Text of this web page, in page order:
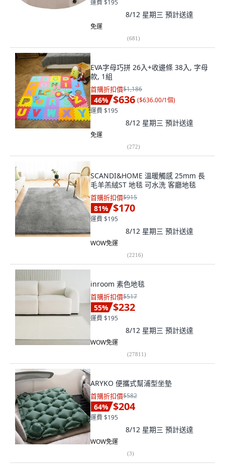
運費 $195
8/12 星期三 預計送達
免運
(681)
EVA字母巧拼 26入+收邊條 38入, 字母
款, 1組
首購折扣價$1,186
46% $636 ($636.00/1個)
運費 $195
8/12 星期三 預計送達
免運
(272)
SCANDI&HOME 溫暖觸感 25mm 長
毛羊羔絨ST 地毯 可水洗 客廳地毯
首購折扣價$915
81% $170
運費 $195
8/12 星期三 預計送達
WOW免運
(2216)
inroom 素色地毯
首購折扣價$517
55% $232
運費 $195
8/12 星期三 預計送達
WOW免運
(27811)
ARYKO 便攜式幫浦型坐墊
首購折扣價$582
64% $204
運費 $195
8/12 星期三 預計送達
WOW免運
(3)